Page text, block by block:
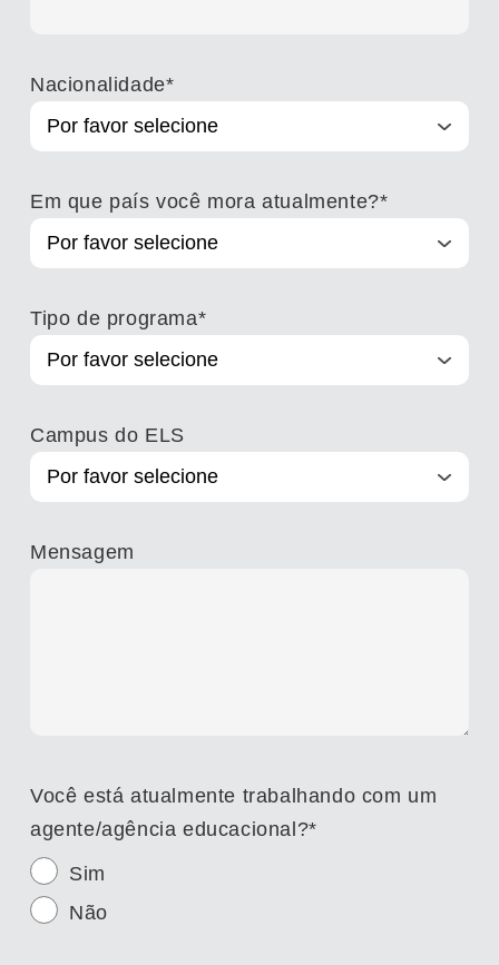
Nacionalidade*
Em que país você mora atualmente?*
Tipo de programa*
Campus do ELS
Mensagem
Você está atualmente trabalhando com um
agente/agência educacional?*
Sim
Não